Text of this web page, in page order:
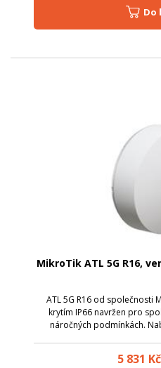
MikroTik ATL 5G R16,
ATL 5G R16 od společnosti
krytím IP66 navržen pro
náročných podmínkách.
5 831 Kč